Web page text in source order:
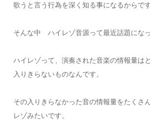
歌うと言う行為を深く知る事になるからです
そんな中 ハイレゾ音源って最近話題になっ
ハイレゾって、演奏された音楽の情報量は
入りきらないものなんです。
その入りきらなかった音の情報量をたくさ
レゾみたいです。